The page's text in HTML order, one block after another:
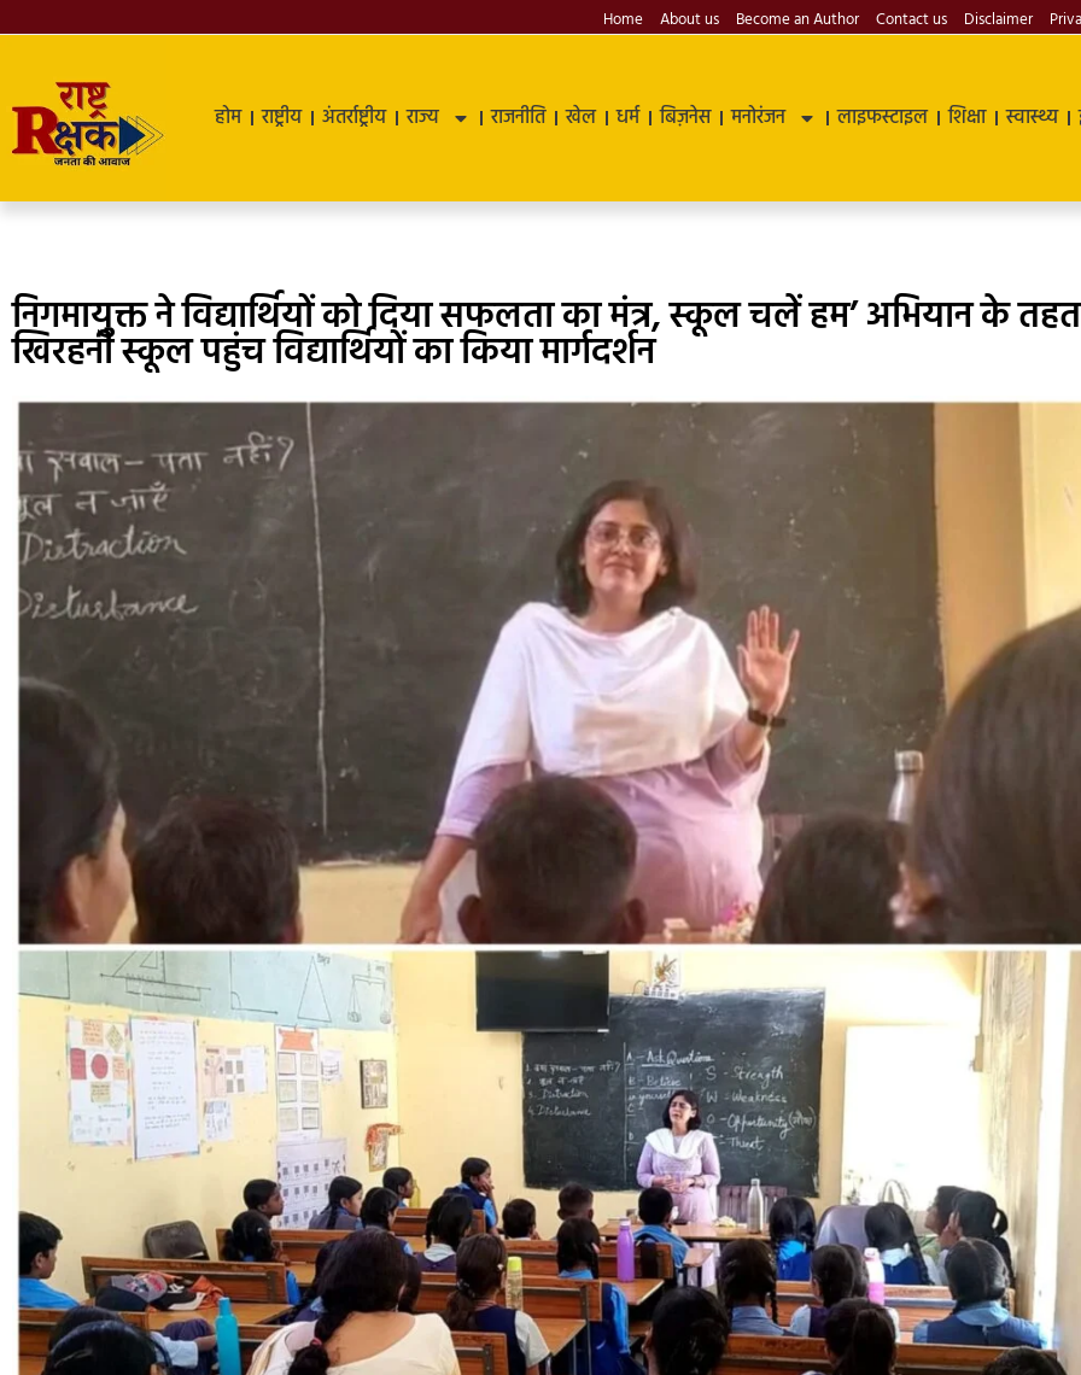
Home About us Become an Author Contact us Disclaimer
होम राष्ट्रीय अंतर्राष्ट्रीय राज्य राजनीति खेल धर्म बिज़नेस मनोरंजन लाइफस्टाइल शिक्षा स्वास्थ्य
निगमायुक्त ने विद्यार्थियों को दिया सफलता का मंत्र, स्कूल चलें हम’ अभियान के तहत
खिरहनी स्कूल पहुंच विद्यार्थियों का किया मार्गदर्शन